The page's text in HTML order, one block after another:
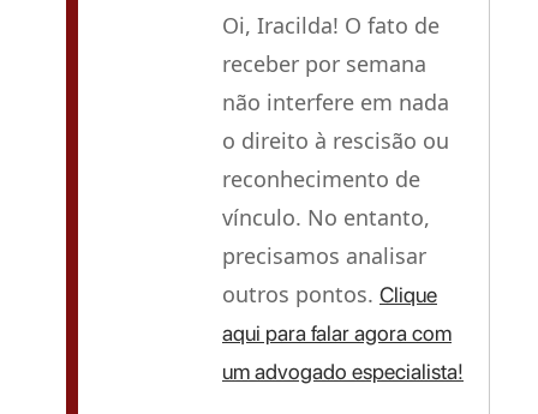
Oi, Iracilda! O fato de
receber por semana
não interfere em nada
o direito à rescisão ou
reconhecimento de
vínculo. No entanto,
precisamos analisar
outros pontos. Clique
aqui para falar agora com
um advogado especialista!